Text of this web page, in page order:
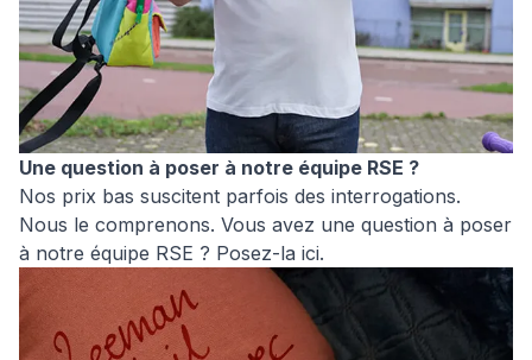
Une question à poser à notre équipe RSE ?
Nos prix bas suscitent parfois des interrogations.
Nous le comprenons. Vous avez une question à poser
à notre équipe RSE ? Posez-la ici.